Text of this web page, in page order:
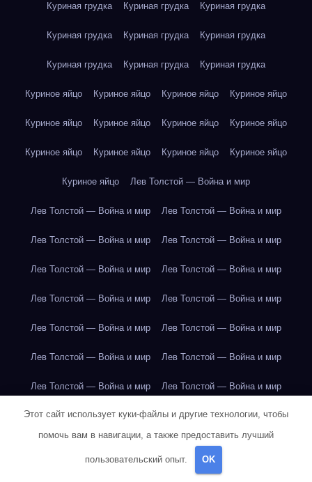
Куриная грудка Куриная грудка Куриная грудка
Куриная грудка Куриная грудка Куриная грудка
Куриная грудка Куриная грудка Куриная грудка
Куриное яйцо Куриное яйцо Куриное яйцо Куриное яйцо
Куриное яйцо Куриное яйцо Куриное яйцо Куриное яйцо
Куриное яйцо Куриное яйцо Куриное яйцо Куриное яйцо
Куриное яйцо Лев Толстой — Война и мир
Лев Толстой — Война и мир Лев Толстой — Война и мир
Лев Толстой — Война и мир Лев Толстой — Война и мир
Лев Толстой — Война и мир Лев Толстой — Война и мир
Лев Толстой — Война и мир Лев Толстой — Война и мир
Лев Толстой — Война и мир Лев Толстой — Война и мир
Лев Толстой — Война и мир Лев Толстой — Война и мир
Лев Толстой — Война и мир Лев Толстой — Война и мир
Лондон Лондон Лондон Лондон Лондон Лондон
Лондон
Лондон Лос-Анджелес
Этот сайт использует куки-файлы и другие технологии, чтобы
помочь вам в навигации, а также предоставить лучший
пользовательский опыт. OK